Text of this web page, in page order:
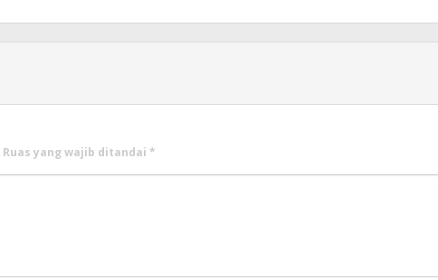
Ruas yang wajib ditandai *